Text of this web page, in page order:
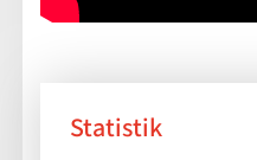
Statistik